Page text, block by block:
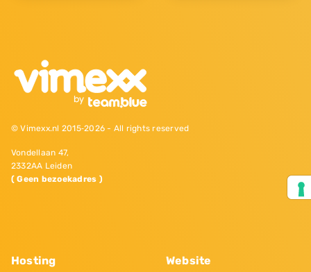
© Vimexx.nl 2015‐2026 - All rights reserved
Vondellaan 47,
2332AA Leiden
( Geen bezoekadres )
Hosting Website